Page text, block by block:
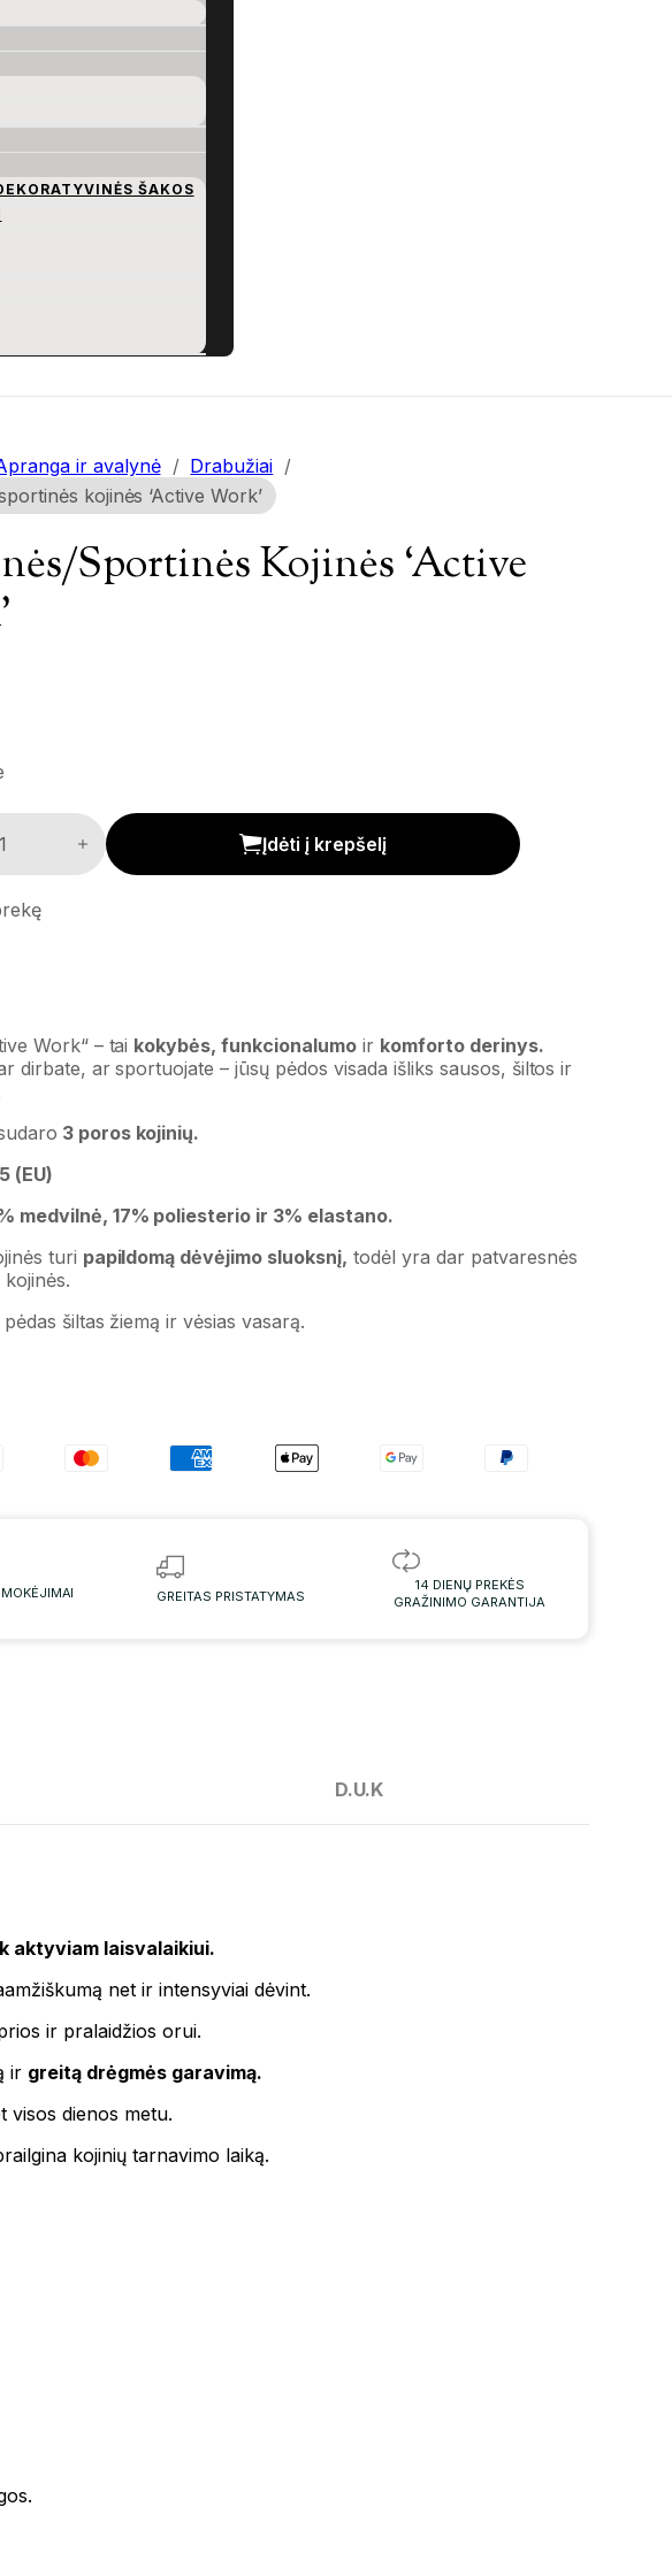
ŠAKOS
ir avalynė / Drabužiai /
kojinės ‘Active Work’
sportinės Kojinės ‘Active
kojinės 'Active Work' kiekis
Įdėti į krepšelį
Work“ – tai kokybės, funkcionalumo ir komforto derinys.
dirbate, ar sportuojate – jūsų pėdos visada išliks sausos, šiltos ir
3 poros kojinių.
(EU)
medvilnė, 17% poliesterio ir 3% elastano.
turi papildomą dėvėjimo sluoksnį, todėl yra dar patvaresnės
šiltas žiemą ir vėsias vasarą.
GREITAS PRISTATYMAS
14 DIENŲ PREKĖS
GRAŽINIMO GARANTIJA
D.U.K
aktyviam laisvalaikiui.
net ir intensyviai dėvint.
ir pralaidžios orui.
ir greitą drėgmės garavimą.
visos dienos metu.
kojinių tarnavimo laiką.